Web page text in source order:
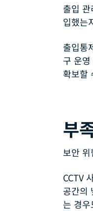
출입
입했는
출입통
구 운
확보할
부
보안
CCTV
공간의
는 경